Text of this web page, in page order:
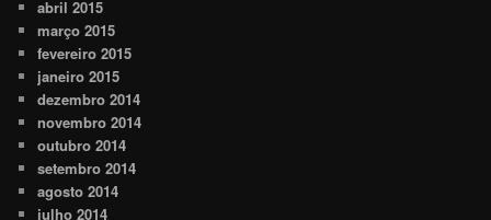
abril 2015
março 2015
fevereiro 2015
janeiro 2015
dezembro 2014
novembro 2014
outubro 2014
setembro 2014
agosto 2014
julho 2014